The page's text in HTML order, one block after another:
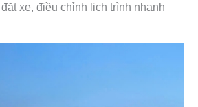
xe, điều chỉnh lịch trình nhanh